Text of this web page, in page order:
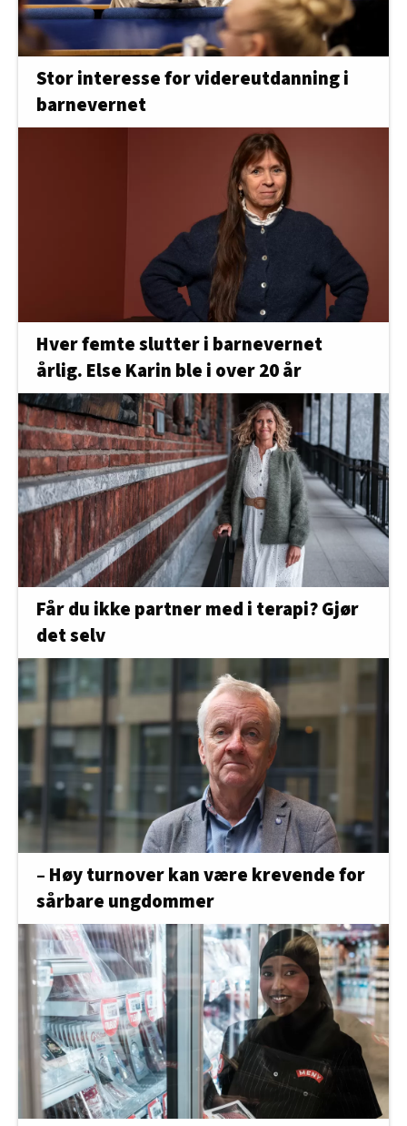
Stor interesse for videreutdanning i
barnevernet
Hver femte slutter i barnevernet
årlig. Else Karin ble i over 20 år
Får du ikke partner med i terapi? Gjør
det selv
– Høy turnover kan være krevende for
sårbare ungdommer